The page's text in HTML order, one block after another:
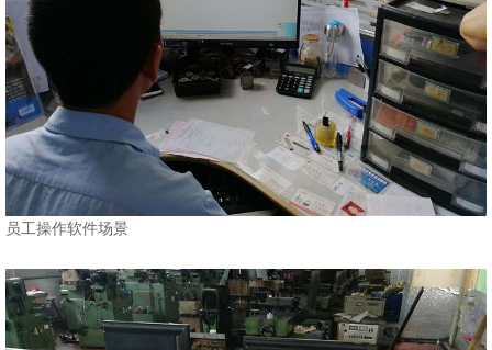
员工操作软件场景